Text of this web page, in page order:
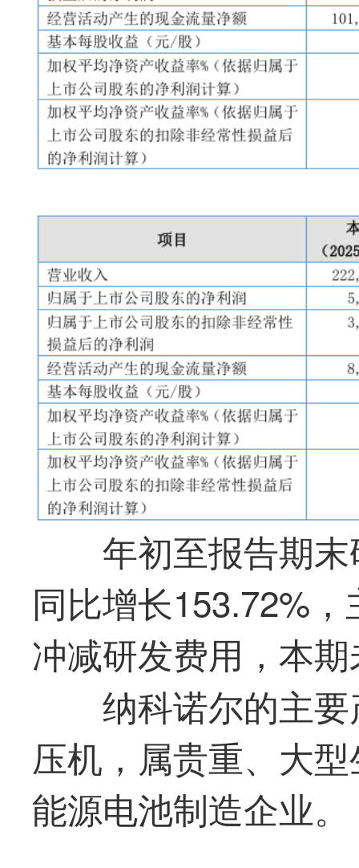
年初至报告期
同比增长153.72%
冲减研发费用，本
纳科诺尔的主
压机，属贵重、大
能源电池制造企业。